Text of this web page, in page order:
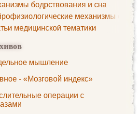
бодрствования и сна
механизмы сна
медицинской тематики
мышление
- «Мозговой индекс»
операции с